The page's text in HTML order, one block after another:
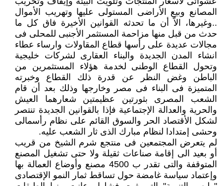
المصانع وبيع الأراضى المستولى عليها وتهريب الأموال
..وغيرها، الاّ أن ما تحدثه القوانين الأخيرة فاق كل ما
حدث من قبل منها مزاحمة المستثمر الأجنبى للمحلى فى
مجالات عديدة على رأسها قطاع المقاولات وارساء عطاء
انشاء المدن الجديدة والبناء العقارى لشركات خليجية
وتحول القطاع الوطنى لخدمة هؤلاء المستثمرين من
الباطن وغض النظر عن قدرة ذلك القطاع وخبرته
المتميزة فى البناء فى مصر وخارجها وذلك بعد أن قام
الشعب المصرى بثورتين عظيمتين شعارهما العيش
والحرية والعدالة الإجتماعية فإذا بالقوانين الجديدة تنتصر
لشكل الأقتصاد الحر والسوق القائم على نظام رأسمالى
وحشى إمتدادا لنظام مبارك الذى ثار الشعب عليه.
لم يتعرض المجتمعين فى منتجع شرم الشيخ من قريب
أو بعيد الى إقامة صناعات ثقيلة ولا حتى تشغيل المصنع
المتوقفة والتى تقدر ب 4500 مصنع وأوضاع العمالة بها
وإعتماد سياسة غامضة حول تساقط ثمار النمو الإقتصادى